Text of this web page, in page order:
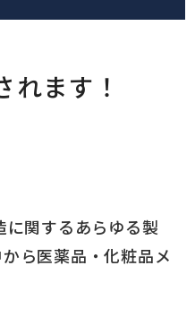
ます！
に関するあらゆる製
ら医薬品・化粧品メ